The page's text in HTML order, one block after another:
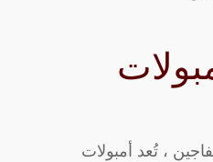
، تُعد أمبولات